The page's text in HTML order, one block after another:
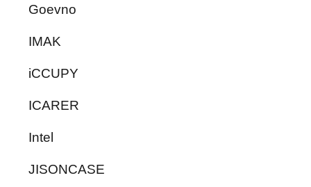
Goevno
IMAK
iCCUPY
ICARER
Intel
JISONCASE